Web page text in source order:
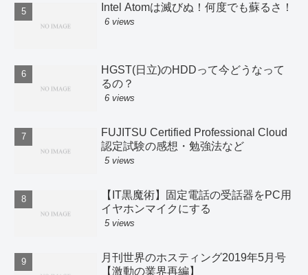
Intel Atomは滅びぬ！何度でも蘇るさ！
6 views
HGST(日立)のHDDって今どうなって
るの？
6 views
FUJITSU Certified Professional Cloud
認定試験の感想・勉強法など
5 views
【IT黒魔術】固定電話の受話器をPC用
イヤホンマイクにする
5 views
月刊世界のホスティング2019年5月号
【激動の業界再編】